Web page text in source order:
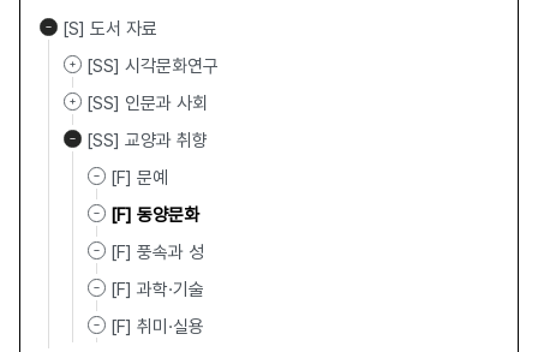
[S] 도서 자료
[SS] 시각문화연구
[SS] 인문과 사회
[SS] 교양과 취향
[F] 문예
[F] 동양문화
[F] 풍속과 성
[F] 과학·기술
[F] 취미·실용